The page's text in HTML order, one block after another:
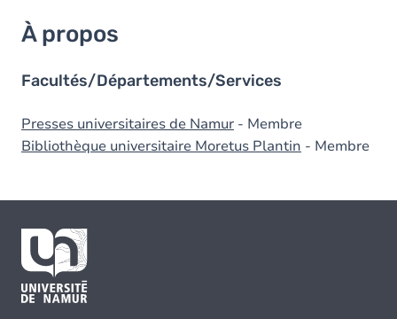
À propos
Facultés/Départements/Services
Presses universitaires de Namur - Membre
Bibliothèque universitaire Moretus Plantin - Membre